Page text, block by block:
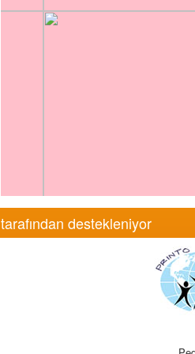
tarafından destekleniyor